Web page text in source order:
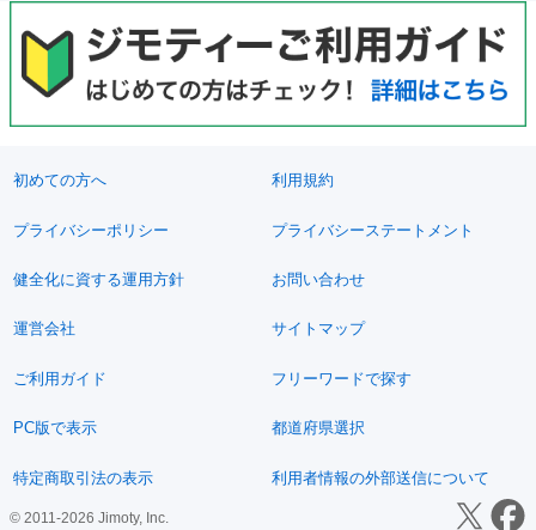
初めての方へ 利用規約
プライバシーポリシー プライバシーステートメント
健全化に資する運用方針 お問い合わせ
運営会社 サイトマップ
ご利用ガイド フリーワードで探す
PC版で表示 都道府県選択
特定商取引法の表示 利用者情報の外部送信について
© 2011-2026 Jimoty, Inc.